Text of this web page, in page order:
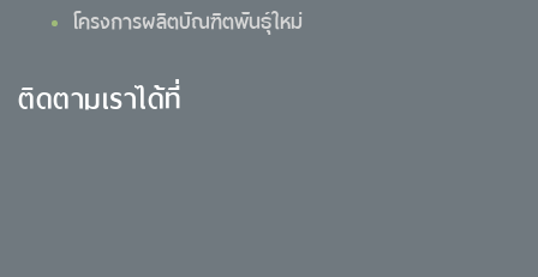
โครงการผลิตบัณฑิตพันธุ์ใหม่
ติดตามเราได้ที่